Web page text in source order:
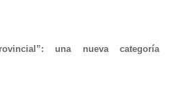
una nueva categoría